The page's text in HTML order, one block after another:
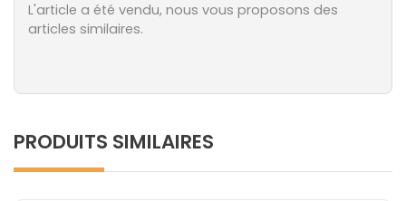
L'article a été vendu, nous vous proposons des
articles similaires.
PRODUITS SIMILAIRES